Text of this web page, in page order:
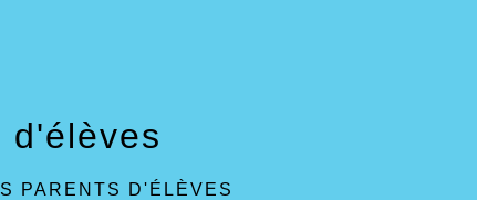
d'élèves
PARENTS D'ÉLÈVES